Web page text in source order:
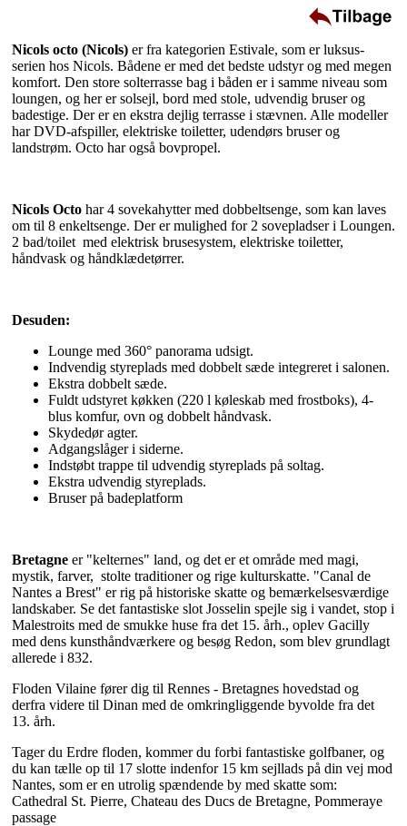
Nicols octo (Nicols) er fra kategorien Estivale, som er luksus-
serien hos Nicols. Bådene er med det bedste udstyr og med megen
komfort. Den store solterrasse bag i båden er i samme niveau som
loungen, og her er solsejl, bord med stole, udvendig bruser og
badestige. Der er en ekstra dejlig terrasse i stævnen. Alle modeller
har DVD-afspiller, elektriske toiletter, udendørs bruser og
landstrøm. Octo har også bovpropel.
Nicols Octo har 4 sovekahytter med dobbeltsenge, som kan laves
om til 8 enkeltsenge. Der er mulighed for 2 sovepladser i Loungen.
2 bad/toilet med elektrisk brusesystem, elektriske toiletter,
håndvask og håndklædetørrer.
Desuden:
Lounge med 360° panorama udsigt.
Indvendig styreplads med dobbelt sæde integreret i salonen.
Ekstra dobbelt sæde.
Fuldt udstyret køkken (220 l køleskab med frostboks), 4-
blus komfur, ovn og dobbelt håndvask.
Skydedør agter.
Adgangslåger i siderne.
Indstøbt trappe til udvendig styreplads på soltag.
Ekstra udvendig styreplads.
Bruser på badeplatform
Bretagne er "kelternes" land, og det er et område med magi,
mystik, farver, stolte traditioner og rige kulturskatte. "Canal de
Nantes a Brest" er rig på historiske skatte og bemærkelsesværdige
landskaber. Se det fantastiske slot Josselin spejle sig i vandet, stop i
Malestroits med de smukke huse fra det 15. årh., oplev Gacilly
med dens kunsthåndværkere og besøg Redon, som blev grundlagt
allerede i 832.
Floden Vilaine fører dig til Rennes - Bretagnes hovedstad og
derfra videre til Dinan med de omkringliggende byvolde fra det
13. årh.
Tager du Erdre floden, kommer du forbi fantastiske golfbaner, og
du kan tælle op til 17 slotte indenfor 15 km sejllads på din vej mod
Nantes, som er en utrolig spændende by med skatte som:
Cathedral St. Pierre, Chateau des Ducs de Bretagne, Pommeraye
passage